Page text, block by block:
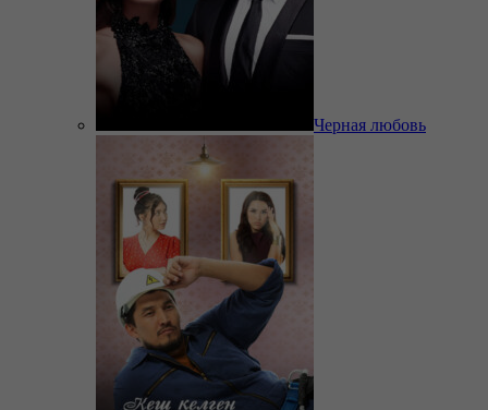
Черная любовь